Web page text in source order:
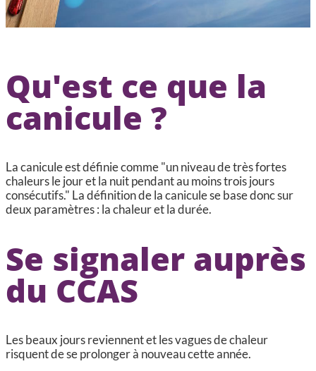
Qu'est ce que la
canicule ?
La canicule est définie comme "un niveau de très fortes
chaleurs le jour et la nuit pendant au moins trois jours
consécutifs." La définition de la canicule se base donc sur
deux paramètres : la chaleur et la durée.
Se signaler auprès
du CCAS
Les beaux jours reviennent et les vagues de chaleur
risquent de se prolonger à nouveau cette année.